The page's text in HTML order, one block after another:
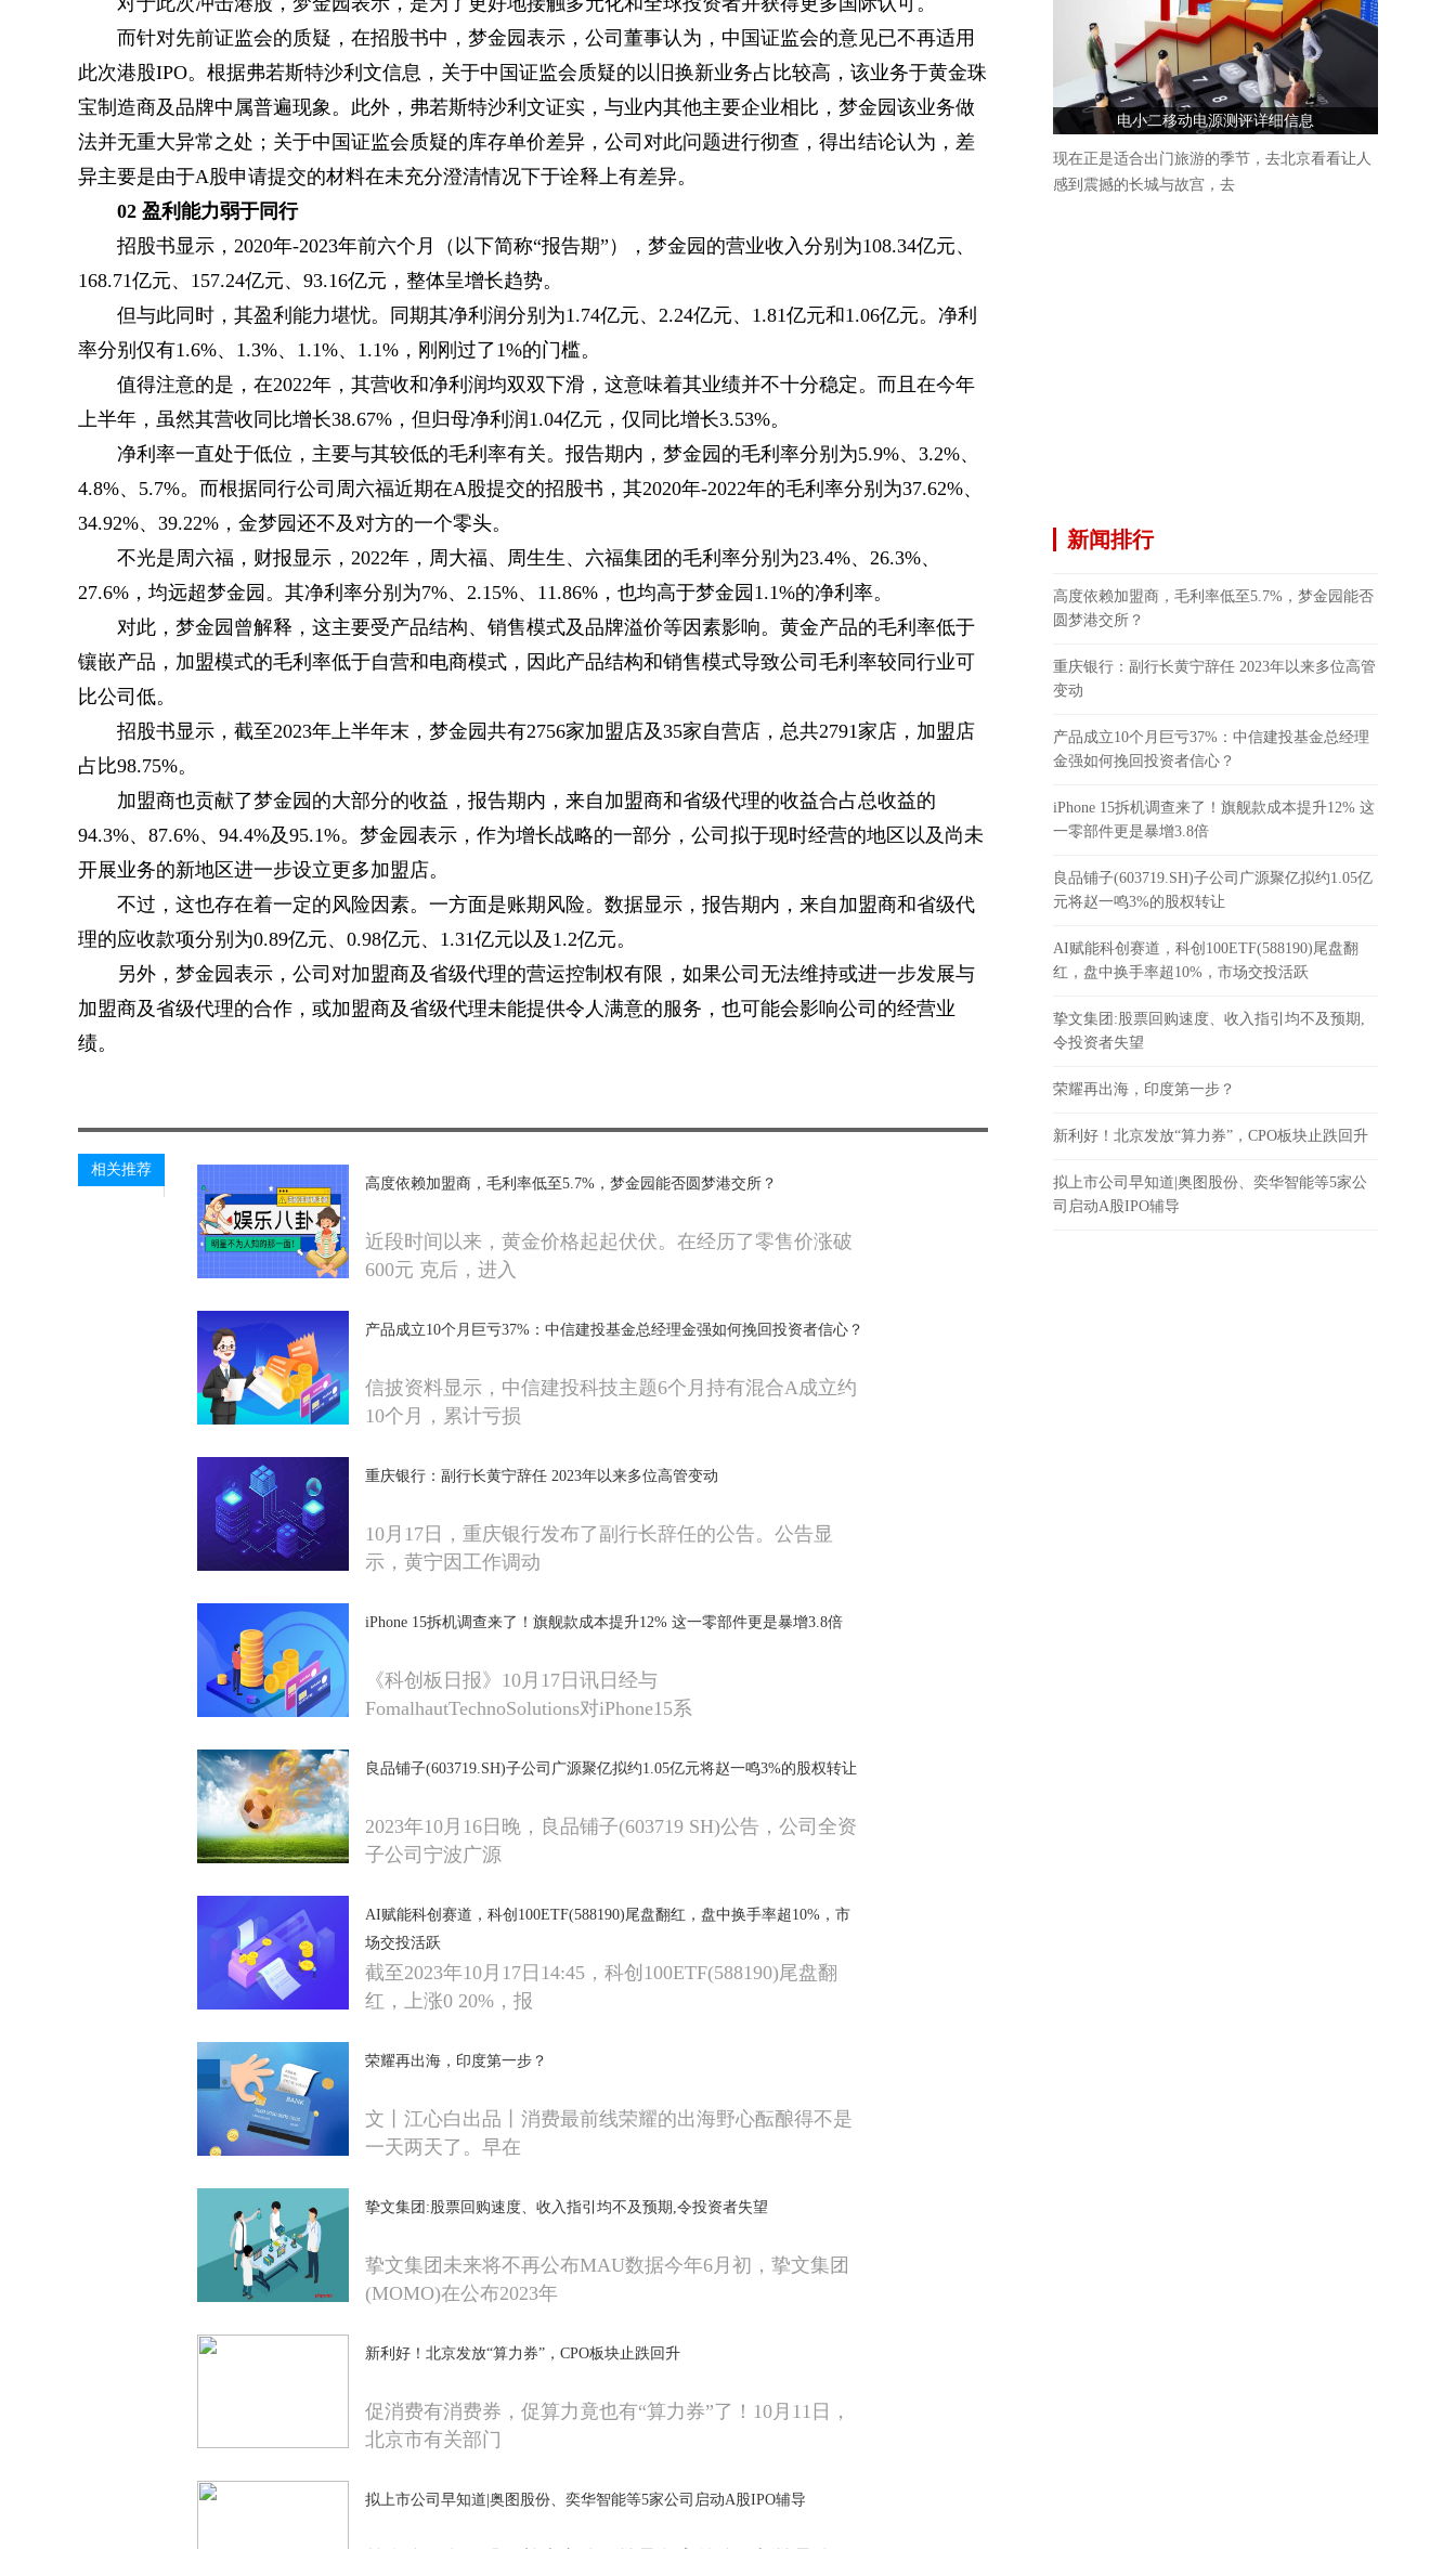
而针对先前证监会的质疑，在招股书中，梦金园表示，公司董事认为，中国证监会的意见已不再适用
此次港股IPO。根据弗若斯特沙利文信息，关于中国证监会质疑的以旧换新业务占比较高，该业务于黄金珠
宝制造商及品牌中属普遍现象。此外，弗若斯特沙利文证实，与业内其他主要企业相比，梦金园该业务做
法并无重大异常之处；关于中国证监会质疑的库存单价差异，公司对此问题进行彻查，得出结论认为，差
异主要是由于A股申请提交的材料在未充分澄清情况下于诠释上有差异。
02 盈利能力弱于同行
招股书显示，2020年-2023年前六个月（以下简称“报告期”），梦金园的营业收入分别为108.34亿元、
168.71亿元、157.24亿元、93.16亿元，整体呈增长趋势。
但与此同时，其盈利能力堪忧。同期其净利润分别为1.74亿元、2.24亿元、1.81亿元和1.06亿元。净利
率分别仅有1.6%、1.3%、1.1%、1.1%，刚刚过了1%的门槛。
值得注意的是，在2022年，其营收和净利润均双双下滑，这意味着其业绩并不十分稳定。而且在今年
上半年，虽然其营收同比增长38.67%，但归母净利润1.04亿元，仅同比增长3.53%。
净利率一直处于低位，主要与其较低的毛利率有关。报告期内，梦金园的毛利率分别为5.9%、3.2%、
4.8%、5.7%。而根据同行公司周六福近期在A股提交的招股书，其2020年-2022年的毛利率分别为37.62%、
34.92%、39.22%，金梦园还不及对方的一个零头。
不光是周六福，财报显示，2022年，周大福、周生生、六福集团的毛利率分别为23.4%、26.3%、
27.6%，均远超梦金园。其净利率分别为7%、2.15%、11.86%，也均高于梦金园1.1%的净利率。
对此，梦金园曾解释，这主要受产品结构、销售模式及品牌溢价等因素影响。黄金产品的毛利率低于
镶嵌产品，加盟模式的毛利率低于自营和电商模式，因此产品结构和销售模式导致公司毛利率较同行业可
比公司低。
招股书显示，截至2023年上半年末，梦金园共有2756家加盟店及35家自营店，总共2791家店，加盟店
占比98.75%。
加盟商也贡献了梦金园的大部分的收益，报告期内，来自加盟商和省级代理的收益合占总收益的
94.3%、87.6%、94.4%及95.1%。梦金园表示，作为增长战略的一部分，公司拟于现时经营的地区以及尚未
开展业务的新地区进一步设立更多加盟店。
不过，这也存在着一定的风险因素。一方面是账期风险。数据显示，报告期内，来自加盟商和省级代
理的应收款项分别为0.89亿元、0.98亿元、1.31亿元以及1.2亿元。
另外，梦金园表示，公司对加盟商及省级代理的营运控制权有限，如果公司无法维持或进一步发展与
加盟商及省级代理的合作，或加盟商及省级代理未能提供令人满意的服务，也可能会影响公司的经营业
绩。
相关推荐
高度依赖加盟商，毛利率低至5.7%，梦金园能否圆梦港交所？
近段时间以来，黄金价格起起伏伏。在经历了零售价涨破
600元 克后，进入
产品成立10个月巨亏37%：中信建投基金总经理金强如何挽回投资者信心？
信披资料显示，中信建投科技主题6个月持有混合A成立约
10个月，累计亏损
重庆银行：副行长黄宁辞任 2023年以来多位高管变动
10月17日，重庆银行发布了副行长辞任的公告。公告显
示，黄宁因工作调动
iPhone 15拆机调查来了！旗舰款成本提升12% 这一零部件更是暴增3.8倍
《科创板日报》10月17日讯日经与
FomalhautTechnoSolutions对iPhone15系
良品铺子(603719.SH)子公司广源聚亿拟约1.05亿元将赵一鸣3%的股权转让
2023年10月16日晚，良品铺子(603719 SH)公告，公司全资
子公司宁波广源
AI赋能科创赛道，科创100ETF(588190)尾盘翻红，盘中换手率超10%，市
场交投活跃
截至2023年10月17日14:45，科创100ETF(588190)尾盘翻
红，上涨0 20%，报
荣耀再出海，印度第一步？
文丨江心白出品丨消费最前线荣耀的出海野心酝酿得不是
一天两天了。早在
挚文集团:股票回购速度、收入指引均不及预期,令投资者失望
挚文集团未来将不再公布MAU数据今年6月初，挚文集团
(MOMO)在公布2023年
新利好！北京发放“算力券”，CPO板块止跌回升
促消费有消费券，促算力竟也有“算力券”了！10月11日，
北京市有关部门
拟上市公司早知道|奥图股份、奕华智能等5家公司启动A股IPO辅导
电小二移动电源测评详细信息
现在正是适合出门旅游的季节，去北京看看让人
感到震撼的长城与故宫，去
新闻排行
高度依赖加盟商，毛利率低至5.7%，梦金园能否
圆梦港交所？
重庆银行：副行长黄宁辞任 2023年以来多位高管
变动
产品成立10个月巨亏37%：中信建投基金总经理
金强如何挽回投资者信心？
iPhone 15拆机调查来了！旗舰款成本提升12% 这
一零部件更是暴增3.8倍
良品铺子(603719.SH)子公司广源聚亿拟约1.05亿
元将赵一鸣3%的股权转让
AI赋能科创赛道，科创100ETF(588190)尾盘翻
红，盘中换手率超10%，市场交投活跃
挚文集团:股票回购速度、收入指引均不及预期,
令投资者失望
荣耀再出海，印度第一步？
新利好！北京发放“算力券”，CPO板块止跌回升
拟上市公司早知道|奥图股份、奕华智能等5家公
司启动A股IPO辅导